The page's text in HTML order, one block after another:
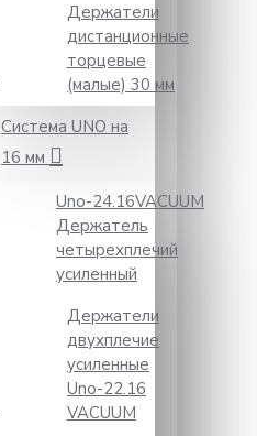
Держатели
дистанционные
торцевые
(малые) 30 мм
Система UNO на
16 мм
Unо-24.16VACUUM
Держатель
четырехплечий
усиленный
Держатели
двухплечие
усиленные
Unо-22.16
VACUUM